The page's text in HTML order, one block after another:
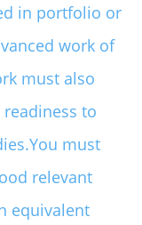
in portfolio or
work of
must also
to
must
relevant
equivalent